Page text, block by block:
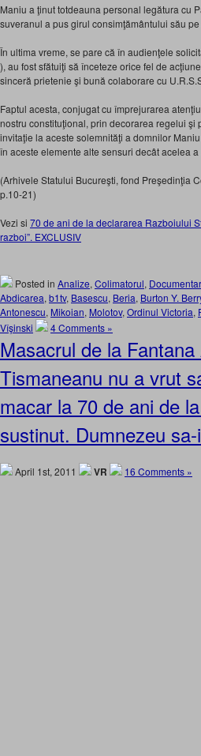
Maniu a ţinut totdeauna personal legătura cu
suveranul a pus girul consimţământului său
În ultima vreme, se pare că în audienţele
), au fost sfătuiţi să înceteze orice fel de
sinceră prietenie şi bună colaborare cu
Faptul acesta, conjugat cu împrejurarea
nostru constituţional, prin decorarea regelui
invitaţie la aceste solemnităţi a domnilor
în aceste elemente alte sensuri decât acelea
(Arhivele Statului Bucureşti, fond Preşedinţia
p.10-21)
Vezi si 70 de ani de la declararea Razboiului
razboi”. EXCLUSIV
Posted in Analize, Colimatorul,
Abdicarea, b1tv, Basescu, Beria, Burton Y.
Antonescu, Mikoian, Molotov, Ordinul Victoria,
Vîşinski
4 Comments »
Masacrul de la
Tismaneanu nu a vrut
macar la 70 de ani de
sustinut. Dumnezeu
April 1st, 2011 VR 16 Comments »